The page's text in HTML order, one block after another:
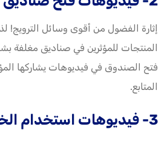
إثارة الفضول من أقوى وسائل الترويج!
المنتجات للمؤثرين في صناديق مغلفة
فتح الصندوق في فيديوهات يشاركها
المتابع.
3- فيديوهات استخدام الخدمة: